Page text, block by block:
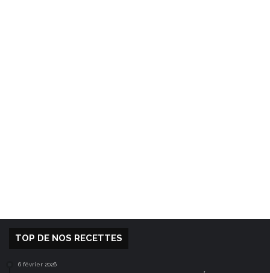
TOP DE NOS RECETTES
6 février 2026